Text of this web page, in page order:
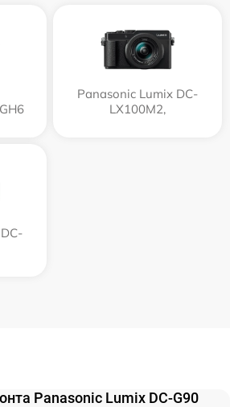
Panasonic Lumix DC-
LX100M2,
Panasonic Lumix DC-G90